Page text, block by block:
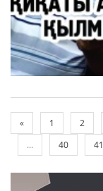
« 1 2
...
40 41